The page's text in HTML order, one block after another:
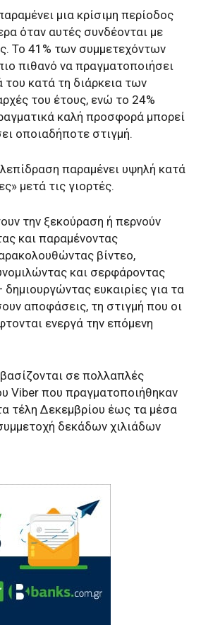
μια κρίσιμη περίοδος
όταν αυτές συνδέονται με
Το 41% των συμμετεχόντων
πιθανό να πραγματοποιήσει
του κατά τη διάρκεια των
του έτους, ενώ το 24%
καλή προσφορά μπορεί
οποιαδήποτε στιγμή.
παραμένει υψηλή κατά
μετά τις γιορτές.
την ξεκούραση ή περνούν
και παραμένοντας
βίντεο,
και σερφάροντας
ευκαιρίες για τα
αποφάσεις, τη στιγμή που οι
ενεργά την επόμενη
σε πολλαπλές
Viber που πραγματοποιήθηκαν
τέλη Δεκεμβρίου έως τα μέσα
δεκάδων χιλιάδων